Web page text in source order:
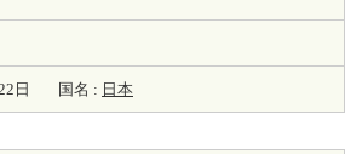
日 国名 : 日本